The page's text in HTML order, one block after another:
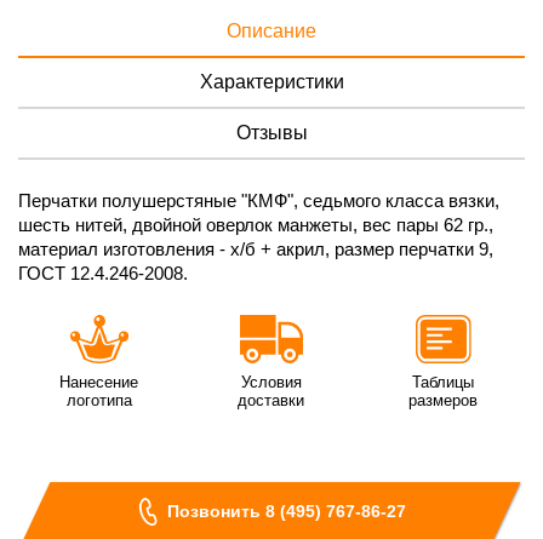
Описание
Характеристики
Отзывы
Перчатки полушерстяные "КМФ", седьмого класса вязки,
шесть нитей, двойной оверлок манжеты, вес пары 62 гр.,
материал изготовления - х/б + акрил, размер перчатки 9,
ГОСТ 12.4.246-2008.
Нанесение
логотипа
Условия
доставки
Таблицы
размеров
Позвонить 8 (495) 767-86-27